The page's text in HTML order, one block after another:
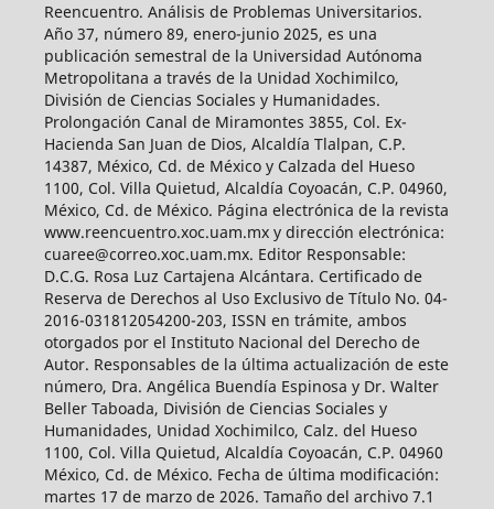
Reencuentro. Análisis de Problemas Universitarios.
Año 37, número 89, enero-junio 2025, es una
publicación semestral de la Universidad Autónoma
Metropolitana a través de la Unidad Xochimilco,
División de Ciencias Sociales y Humanidades.
Prolongación Canal de Miramontes 3855, Col. Ex-
Hacienda San Juan de Dios, Alcaldía Tlalpan, C.P.
14387, México, Cd. de México y Calzada del Hueso
1100, Col. Villa Quietud, Alcaldía Coyoacán, C.P. 04960,
México, Cd. de México. Página electrónica de la revista
www.reencuentro.xoc.uam.mx y dirección electrónica:
cuaree@correo.xoc.uam.mx. Editor Responsable:
D.C.G. Rosa Luz Cartajena Alcántara. Certificado de
Reserva de Derechos al Uso Exclusivo de Título No. 04-
2016-031812054200-203, ISSN en trámite, ambos
otorgados por el Instituto Nacional del Derecho de
Autor. Responsables de la última actualización de este
número, Dra. Angélica Buendía Espinosa y Dr. Walter
Beller Taboada, División de Ciencias Sociales y
Humanidades, Unidad Xochimilco, Calz. del Hueso
1100, Col. Villa Quietud, Alcaldía Coyoacán, C.P. 04960
México, Cd. de México. Fecha de última modificación:
martes 17 de marzo de 2026. Tamaño del archivo 7.1